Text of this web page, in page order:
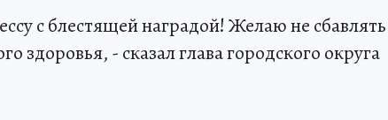
с блестящей наградой! Желаю не сбавлять
здоровья, - сказал глава городского округа